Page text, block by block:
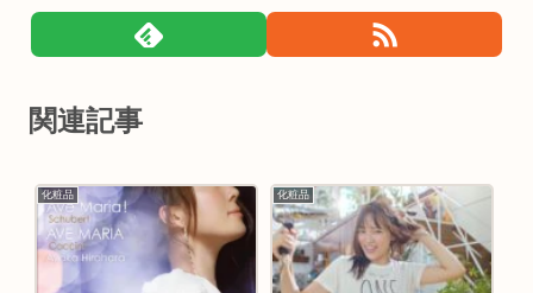
関連記事
化粧品 化粧品